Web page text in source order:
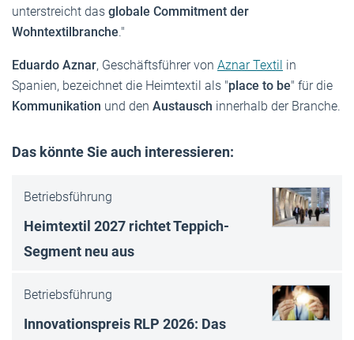
unterstreicht das globale Commitment der
Wohntextilbranche."
Eduardo Aznar, Geschäftsführer von Aznar Textil in
Spanien, bezeichnet die Heimtextil als "place to be" für die
Kommunikation und den Austausch innerhalb der Branche.
Das könnte Sie auch interessieren:
Betriebsführung
Heimtextil 2027 richtet Teppich-
Segment neu aus
Betriebsführung
Innovationspreis RLP 2026: Das